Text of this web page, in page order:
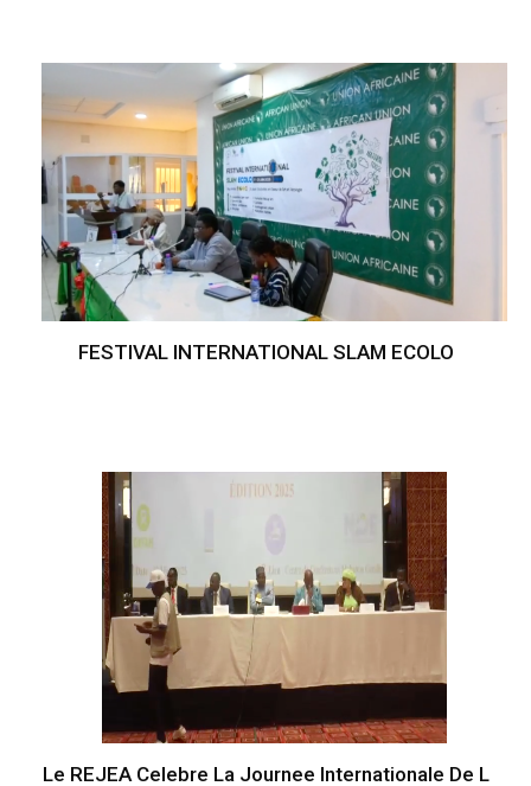
FESTIVAL INTERNATIONAL SLAM ECOLO
Le REJEA Celebre La Journee Internationale De L